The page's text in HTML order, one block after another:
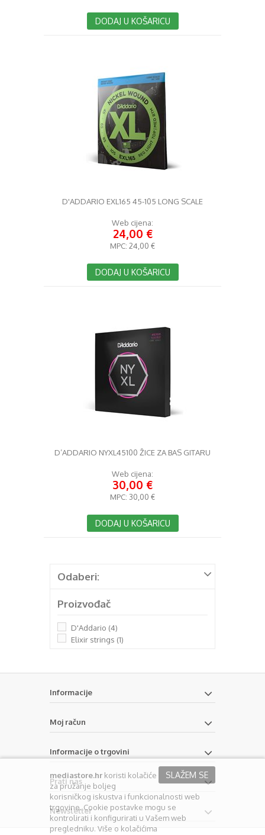
DODAJ U KOŠARICU
D'ADDARIO EXL165 45-105 LONG SCALE
Web cijena:
24,00 €
MPC: 24,00 €
DODAJ U KOŠARICU
D’ADDARIO NYXL45100 ŽICE ZA BAS GITARU
Web cijena:
30,00 €
MPC: 30,00 €
DODAJ U KOŠARICU
Odaberi:
Proizvođač
D'Addario (4)
Elixir strings (1)
Informacije
Moj račun
Informacije o trgovini
Prati nas
Newsletter
SLAŽEM SE
mediastore.hr koristi kolačiće
za pružanje boljeg
korisničkog iskustva i funkcionalnosti web
trgovine. Cookie postavke mogu se
kontrolirati i konfigurirati u Vašem web
pregledniku. Više o kolačićima